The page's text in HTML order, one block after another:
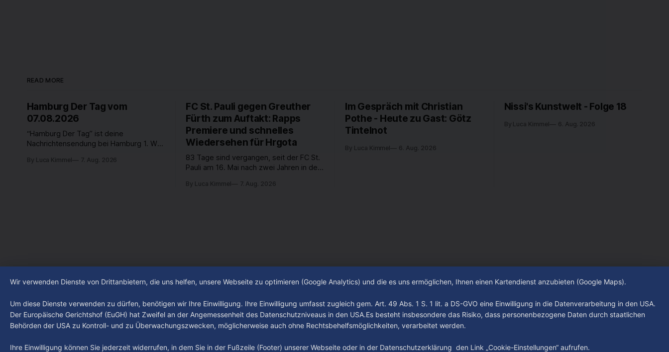
READ MORE
Hamburg Der Tag vom
07.08.2026
“Hamburg Der Tag” ist deine
Nachrichtensendung bei Hamburg 1. Was
beschäftigt die Hamburgerinnen und
By Luca Kimmel 7. Aug. 2026
FC St. Pauli gegen Greuther
Fürth zum Auftakt: Rapps
Premiere und schnelles
Wiedersehen für Hrgota
83 Tage sind vergangen, seit der FC St.
Pauli am 16. Mai nach zwei Jahren in der
abgestiegen ist. In dieser Zeit erlebte
By Luca Kimmel 7. Aug. 2026
Im Gespräch mit Christian
Pothe - Heute zu Gast: Götz
Tintelnot
By Luca Kimmel 6. Aug. 2026
Nissi's Kunstwelt - Folge 18
By Luca Kimmel 6. Aug. 2026
ImpressumDatenschutzAGB
Wir verwenden Dienste von Drittanbietern, die uns helfen, unsere Webseite zu optimieren (Google Analytics) und die es uns ermöglichen, Ihnen einen Kartendienst anzubieten (Google Maps).
Um diese Dienste verwenden zu dürfen, benötigen wir Ihre Einwilligung. Ihre Einwilligung umfasst zugleich gem. Art. 49 Abs. 1 S. 1 lit. a DS-GVO eine Einwilligung in die Datenverarbeitung in den USA.
Der Europäische Gerichtshof (EuGH) hat Zweifel an der Angemessenheit des Datenschutzniveaus in den USA.Es besteht insbesondere das Risiko, dass personenbezogene Daten durch staatlichen
Behörden der USA zu Kontroll- und zu Überwachungszwecken, möglicherweise auch ohne Rechtsbehelfsmöglichkeiten, verarbeitet werden.
Ihre Einwilligung können Sie jederzeit widerrufen, in dem Sie in der Fußzeile (Footer) unserer Webseite oder in der Datenschutzerklärung den Link „Cookie-Einstellungen“ aufrufen.